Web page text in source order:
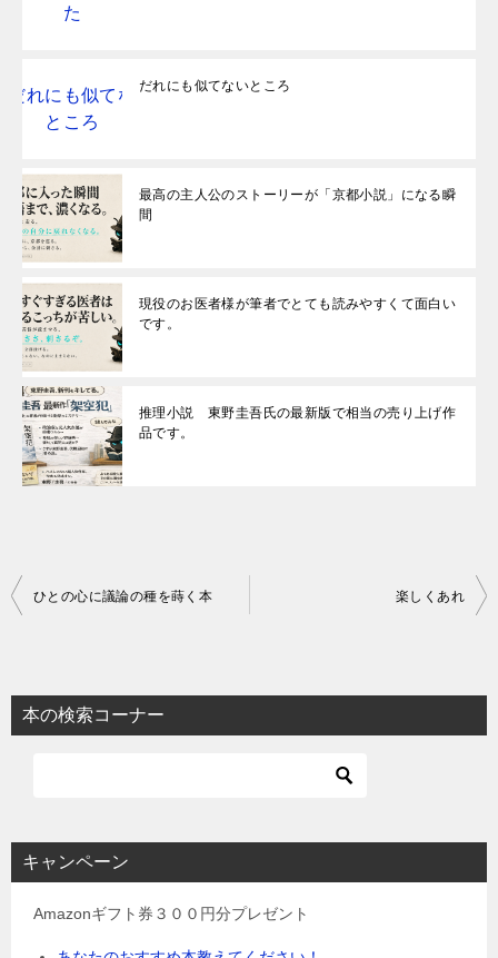
だれにも似てないところ
最高の主人公のストーリーが「京都小説」になる瞬
間
現役のお医者様が筆者でとても読みやすくて面白い
です。
推理小説 東野圭吾氏の最新版で相当の売り上げ作
品です。
投
ビ
ゲ
ョ
ン
ひとの心に議論の種を蒔く本 楽しくあれ
本の検索コーナー
キャンペーン
Amazonギフト券３００円分プレゼント